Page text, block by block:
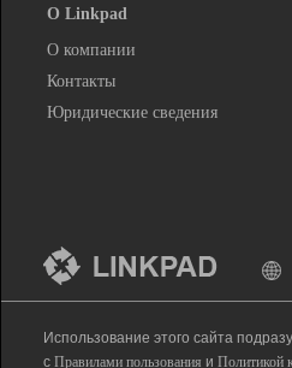
О Linkpad
О компании
Контакты
Юридические сведения
Использование этого сайта
с Правилами пользования и Политикой